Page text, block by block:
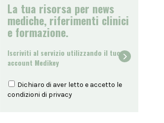
La tua risorsa per news
mediche, riferimenti clinici
e formazione.
Iscriviti al servizio utilizzando il tuo
account Medikey
Dichiaro di aver letto e accetto le
condizioni di privacy